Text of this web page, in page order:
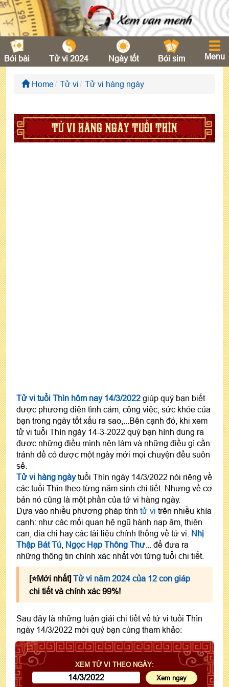
Bói bài Tử vi 2024 Ngày tốt Bói sim Menu
Home Tử vi Tử vi hàng ngày
TỬ VI HÀNG NGÀY TUỔI THÌN
Tử vi tuổi Thìn hôm nay 14/3/2022 giúp quý bạn biết
được phương diện tình cảm, công việc, sức khỏe của
bạn trong ngày tốt xấu ra sao,...Bên cạnh đó, khi xem
tử vi tuổi Thìn ngày 14-3-2022 quý bạn hình dung ra
được những điều mình nên làm và những điều gì cần
tránh để có được một ngày mới mọi chuyện đều suôn
sẻ.
Tử vi hàng ngàytuổi Thìn ngày 14/3/2022 nói riêng về
các tuổi Thìn theo từng năm sinh chi tiết. Nhưng về cơ
bản nó cũng là một phần của tử vi hàng ngày.
Dựa vào nhiều phương pháp tính tử vi trên nhiều khía
cạnh: như các mối quan hệ ngũ hành nạp âm, thiên
can, địa chi hay các tài liệu chính thống về tử vi: Nhị
Thập Bát Tú Ngọc Hạp Thông Thư ... để đưa ra
những thông tin chính xác nhất với từng tuổi chi tiết.
[⭐️Mới nhất] Tử vi năm 2024 của 12 con giáp
chi tiết và chính xác 99%!
Sau đây là những luận giải chi tiết về tử vi tuổi Thìn
ngày 14/3/2022 mời quý bạn cùng tham khảo:
XEM TỬ VI THEO NGÀY: